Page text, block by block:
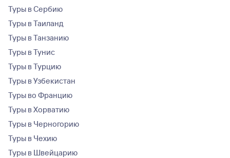
Туры в Сербию
Туры в Таиланд
Туры в Танзанию
Туры в Тунис
Туры в Турцию
Туры в Узбекистан
Туры во Францию
Туры в Хорватию
Туры в Черногорию
Туры в Чехию
Туры в Швейцарию